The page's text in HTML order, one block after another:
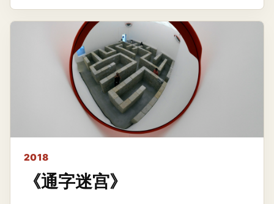
2018
《通字迷宫》